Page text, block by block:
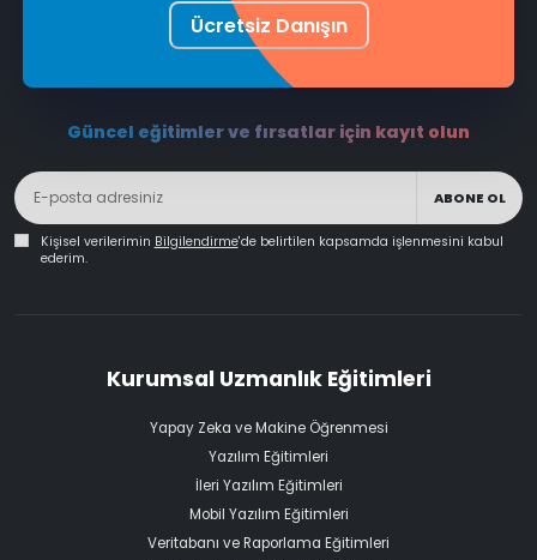
Ücretsiz Danışın
Güncel eğitimler ve fırsatlar için kayıt olun
ABONE OL
Kişisel verilerimin Bilgilendirme'de belirtilen kapsamda işlenmesini kabul
ederim.
Kurumsal Uzmanlık Eğitimleri
Yapay Zeka ve Makine Öğrenmesi
Yazılım Eğitimleri
İleri Yazılım Eğitimleri
Mobil Yazılım Eğitimleri
Veritabanı ve Raporlama Eğitimleri